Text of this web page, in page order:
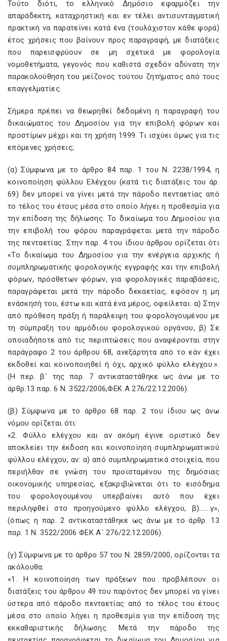
Τούτο διότι, το ελληνικό Δημόσιο εφαρμόζει την
απαράδεκτη, καταχρηστική και εν τέλει αντισυνταγματική
πρακτική να παρατείνει κατά ένα (τουλάχιστον κάθε φορά)
έτος χρήσεις που βαίνουν προς παραγραφή, με διατάξεις
που παρεισφρύουν σε μη σχετικά με φορολογία
νομοθετήματα, γεγονός που καθιστά σχεδόν αδύνατη την
παρακολούθηση του μείζονος τούτου ζητήματος από τους
επαγγελματίες.
Σήμερα πρέπει να θεωρηθεί δεδομένη η παραγραφή του
δικαιώματος του Δημοσίου για την επιβολή φόρων και
προστίμων μέχρι και τη χρήση 1999. Τι ισχύει όμως για τις
επόμενες χρήσεις;
(α) Σύμφωνα με το άρθρο 84 παρ. 1 του Ν. 2238/1994, η
κοινοποίηση φύλλου Ελέγχου (κατά τις διατάξεις του άρ.
69) δεν μπορεί να γίνει μετά την πάροδο πενταετίας από
το τέλος του έτους μέσα στο οποίο λήγει η προθεσμία για
την επίδοση της δήλωσης. Το δικαίωμα του Δημοσίου για
την επιβολή του φόρου παραγράφεται μετά την πάροδο
της πενταετίας. Στην παρ. 4 του ίδιου άρθρου ορίζεται ότι
«Το δικαίωμα του Δημοσίου για την ενέργεια αρχικής ή
συμπληρωματικής φορολογικής εγγραφής και την επιβολή
φόρων, πρόσθετων φόρων, για φορολογικές παραβάσεις,
παραγράφεται μετά την πάροδο δεκαετίας, εφόσον η μη
ενάσκησή του, έστω και κατά ένα μέρος, οφείλεται: α) Στην
από πρόθεση πράξη ή παράλειψη του φορολογουμένου με
τη σύμπραξη του αρμόδιου φορολογικού οργάνου, β) Σε
οποιαδήποτε από τις περιπτώσεις που αναφέρονται στην
παράγραφο 2 του άρθρου 68, ανεξάρτητα από το εάν έχει
εκδοθεί και κοινοποιηθεί ή όχι, αρχικό φύλλο ελέγχου.».
(Η περ. β` της παρ. 7 αντικαταστάθηκε ως άνω με το
άρθρ.13 παρ. 6 Ν. 3522/2006,ΦΕΚ Α 276/22.12.2006).
(β) Σύμφωνα με το άρθρο 68 παρ. 2 του ίδιου ως άνω
νόμου ορίζεται ότι:
«2. Φύλλο ελέγχου και αν ακόμη έγινε οριστικό δεν
αποκλείει την έκδοση και κοινοποίηση συμπληρωματικού
φύλλου ελέγχου, αν: α) από συμπληρωματικά στοιχεία, που
περιήλθαν σε γνώση του προϊσταμένου της δημόσιας
οικονομικής υπηρεσίας, εξακριβώνεται ότι το εισόδημα
του φορολογουμένου υπερβαίνει αυτό που έχει
περιληφθεί στο προηγούμενο φύλλο ελέγχου, β)…….γ»,
(όπως η παρ. 2 αντικαταστάθηκε ως άνω με το άρθρ. 13
παρ. 1 Ν. 3522/2006 ΦΕΚ Α` 276/22.12.2006).
(γ) Σύμφωνα με το άρθρο 57 του Ν. 2859/2000, ορίζονται τα
ακόλουθα:
«1. Η κοινοποίηση των πράξεων που προβλέπουν οι
διατάξεις του άρθρου 49 του παρόντος δεν μπορεί να γίνει
ύστερα από πάροδο πενταετίας από το τέλος του έτους
μέσα στο οποίο λήγει η προθεσμία για την επίδοση της
εκκαθαριστικής δήλωσης. Μετά την πάροδο της